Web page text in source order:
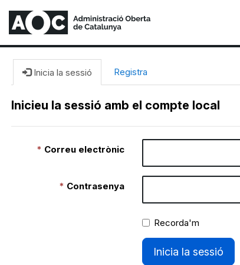
Inicia la sessió Registra
Inicieu la sessió amb el compte local
Correu electrònic
Contrasenya
Recorda'm
Inicia la sessió